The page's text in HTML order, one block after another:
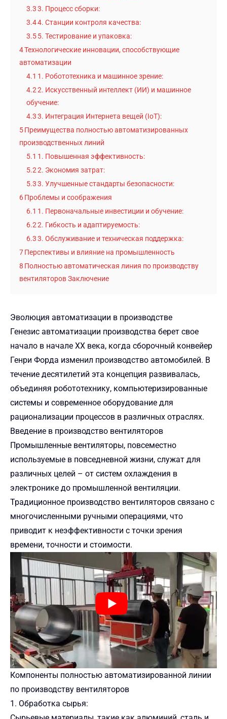
3.33. Процесс сборки:
3.44. Станции контроля качества:
3.55. Тестирование и упаковка:
4Технологические инновации, способствующие
автоматизации
4.1 1. Робототехника и машинное зрение:
4.22. Искусственный интеллект (ИИ) и машинное
обучение:
4.33. Интеграция Интернета вещей (IoT):
5Преимущества полностью автоматизированных
производственных линий
5.1 1. Повышенная эффективность:
5.22. Экономия затрат:
5.33. Улучшенные стандарты безопасности:
6Проблемы и соображения
6.1 1. Первоначальные инвестиции и обучение:
6.22. Гибкость и адаптируемость:
6.33. Обслуживание и техническая поддержка:
7Перспективы и влияние на промышленность
8 Полностью автоматическая линия по производству
вентиляторов Заключение
Эволюция автоматизации в производстве
Генезис автоматизации производства берет свое
начало в начале XX века, когда сборочный конвейер
Генри Форда изменил производство автомобилей. В
течение десятилетий эта концепция развивалась,
объединяя робототехнику, компьютеризированные
системы и современное оборудование для
рационализации процессов в различных отраслях.
Введение в производство вентиляторов
Промышленные вентиляторы, повсеместно
используемые в повседневной жизни, служат для
различных целей – от систем охлаждения в
электронике до промышленной вентиляции.
Традиционное производство вентиляторов связано с
многочисленными ручными операциями, что
приводит к неэффективности с точки зрения
времени, точности и стоимости.
Компоненты полностью автоматизированной линии
по производству вентиляторов
1. Обработка сырья: